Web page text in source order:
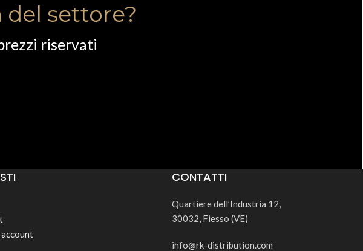
del settore?
riservati
CONTATTI
Quartiere dell’Industria 12,
30032, Fiesso (VE)
info@rk-distribution.com